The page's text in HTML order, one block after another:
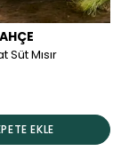
Süt Mısır
EKLE